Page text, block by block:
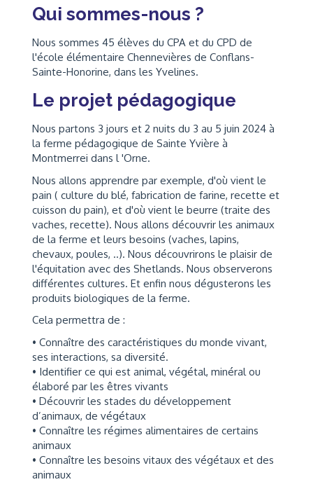
Qui sommes-nous ?
Nous sommes 45 élèves du CPA et du CPD de
l'école élémentaire Chennevières de Conflans-
Sainte-Honorine, dans les Yvelines.
Le projet pédagogique
Nous partons 3 jours et 2 nuits du 3 au 5 juin 2024 à
la ferme pédagogique de Sainte Yvière à
Montmerrei dans l 'Orne.
Nous allons apprendre par exemple, d'où vient le
pain ( culture du blé, fabrication de farine, recette et
cuisson du pain), et d'où vient le beurre (traite des
vaches, recette). Nous allons découvrir les animaux
de la ferme et leurs besoins (vaches, lapins,
chevaux, poules, ..). Nous découvrirons le plaisir de
l'équitation avec des Shetlands. Nous observerons
différentes cultures. Et enfin nous dégusterons les
produits biologiques de la ferme.
Cela permettra de :
• Connaître des caractéristiques du monde vivant,
ses interactions, sa diversité.
• Identifier ce qui est animal, végétal, minéral ou
élaboré par les êtres vivants
• Découvrir les stades du développement
d’animaux, de végétaux
• Connaître les régimes alimentaires de certains
animaux
• Connaître les besoins vitaux des végétaux et des
animaux